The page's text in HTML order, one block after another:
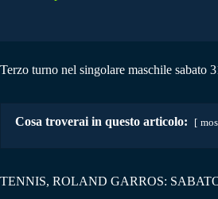
Terzo turno nel singolare maschile sabato
Cosa troverai in questo articolo:
TENNIS, ROLAND GARROS: